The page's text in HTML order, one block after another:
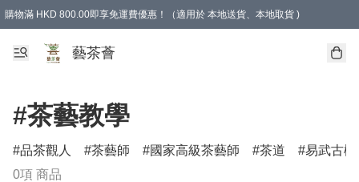
購物滿 HKD 800.00即享免運費優惠！（適用於 本地送貨、本地取貨 )
藝茶薈
#茶藝教學
品茶觀人 茶藝師 國家高級茶藝師 茶道
易武古樹
0項 商品